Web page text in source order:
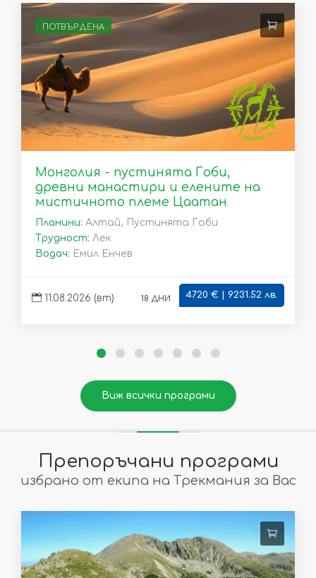
ПОТВЪРДЕНА
Монголия - пустинята Гоби,
древни манастири и елените на
мистичното племе Цаатан
Планини: Алтай, Пустинята Гоби
Трудност: Лек
Водач: Емил Енчев
11.08.2026 (вт) 18 дни 4720 € | 9231.52 лв.
Виж всички програми
Препоръчани програми
избрано от екипа на Трекмания за Вас